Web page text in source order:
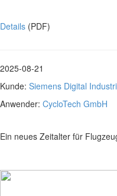
Details (PDF)
2025-08-21
Kunde: Siemens Digital
Anwender: CycloTech GmbH
Ein neues Zeitalter für